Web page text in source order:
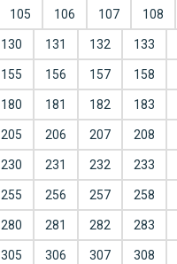
105 106 107 108
130 131 132 133
155 156 157 158
180 181 182 183
205 206 207 208
230 231 232 233
255 256 257 258
280 281 282 283
305 306 307 308